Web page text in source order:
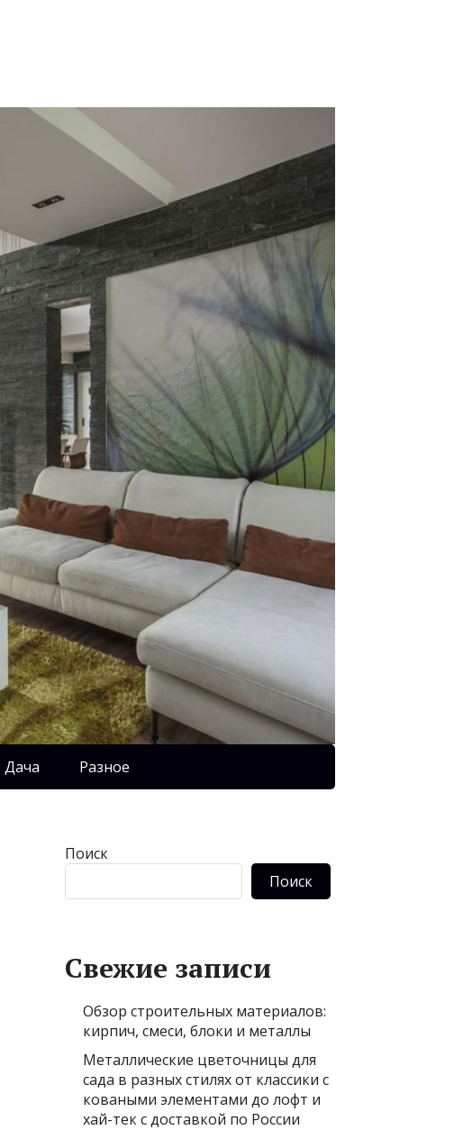
Дача Разное
Поиск
Поиск
Свежие записи
Обзор строительных материалов:
кирпич, смеси, блоки и металлы
Металлические цветочницы для
сада в разных стилях от классики с
коваными элементами до лофт и
хай-тек с доставкой по России